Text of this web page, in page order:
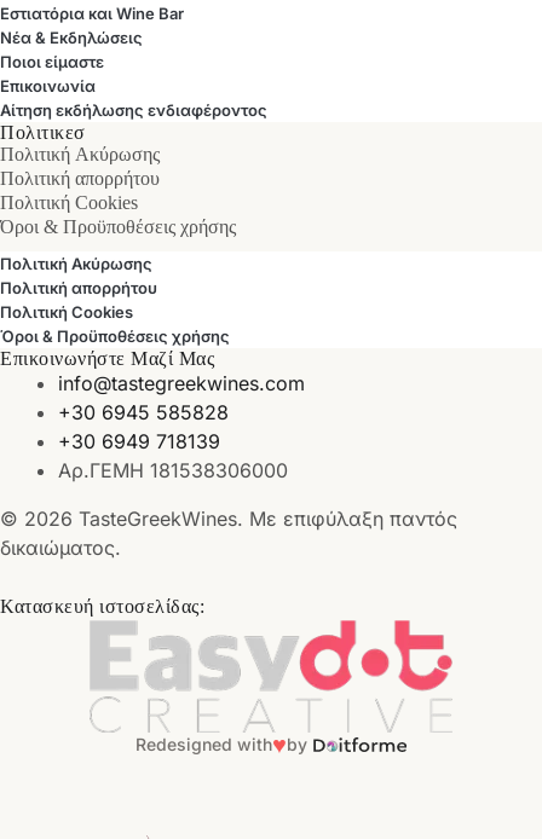
Εστιατόρια και Wine Bar
Νέα & Εκδηλώσεις
Ποιοι είμαστε
Επικοινωνία
Αίτηση εκδήλωσης ενδιαφέροντος
Πολιτικεσ
Πολιτική Ακύρωσης
Πολιτική απορρήτου
Πολιτική Cookies
Όροι & Προϋποθέσεις χρήσης
Πολιτική Ακύρωσης
Πολιτική απορρήτου
Πολιτική Cookies
Όροι & Προϋποθέσεις χρήσης
Επικοινωνήστε Μαζί Μας
info@tastegreekwines.com
+30 6945 585828
+30 6949 718139
Αρ.ΓΕΜΗ 181538306000
© 2026 TasteGreekWines. Με επιφύλαξη παντός
δικαιώματος.
Κατασκευή ιστοσελίδας:
Redesigned with♥by